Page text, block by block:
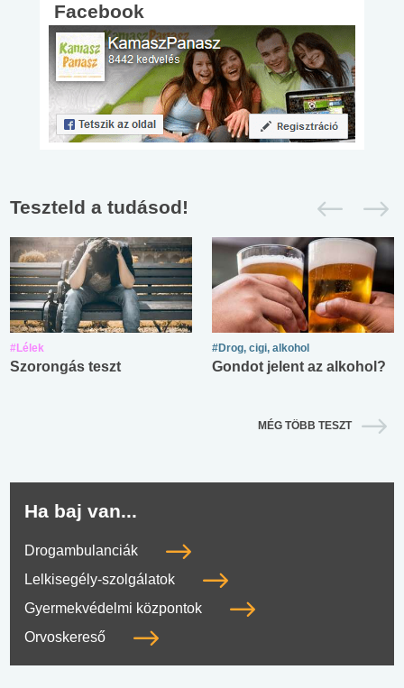
Facebook
Teszteld a tudásod!
#Lélek
Szorongás teszt
#Drog, cigi, alkohol
Gondot jelent az alkohol?
MÉG TÖBB TESZT
Ha baj van...
Drogambulanciák
Lelkisegély-szolgálatok
Gyermekvédelmi központok
Orvoskereső